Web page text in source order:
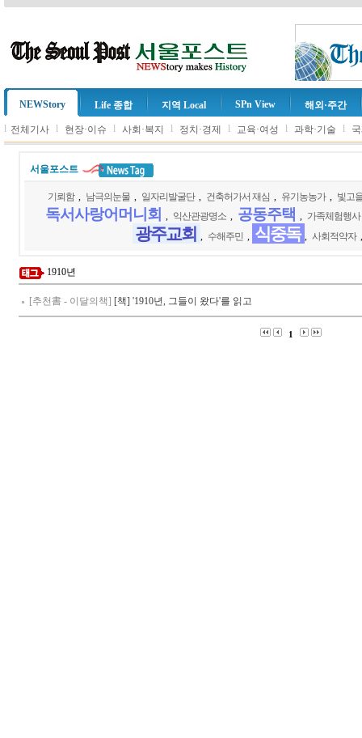
NEWStory Life 종합 지역 Local SPn View 해외·주간
l 전체기사 l 현장·이슈 l 사회·복지 l 정치·경제 l 교육·여성 l 과학·기술 l
서울포스트
기뢰함 남극의눈물 일자리발굴단 건축허가서 재심 유기농농가 빛고
독서사랑어머니회 익산관광명소 공동주택 가족체험행사
광주교회 수해주민 식중독 사회적약자
1910년
[추천書 - 이달의책] [책] '1910년, 그들이 왔다'를 읽고
1